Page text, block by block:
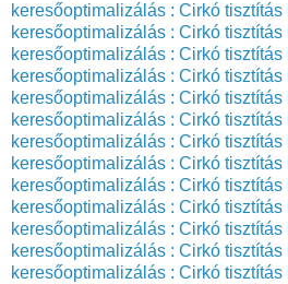
keresőoptimalizálás : Cirkó tisztítás
keresőoptimalizálás : Cirkó tisztítás
keresőoptimalizálás : Cirkó tisztítás
keresőoptimalizálás : Cirkó tisztítás
keresőoptimalizálás : Cirkó tisztítás
keresőoptimalizálás : Cirkó tisztítás
keresőoptimalizálás : Cirkó tisztítás
keresőoptimalizálás : Cirkó tisztítás
keresőoptimalizálás : Cirkó tisztítás
keresőoptimalizálás : Cirkó tisztítás
keresőoptimalizálás : Cirkó tisztítás
keresőoptimalizálás : Cirkó tisztítás
keresőoptimalizálás : Cirkó tisztítás